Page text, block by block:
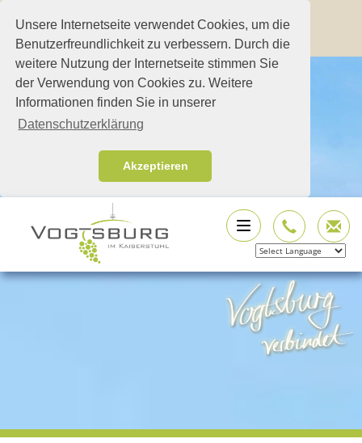
Unsere Internetseite verwendet Cookies, um die
Benutzerfreundlichkeit zu verbessern. Durch die
weitere Nutzung der Internetseite stimmen Sie
der Verwendung von Cookies zu. Weitere
Informationen finden Sie in unserer
Datenschutzerklärung
Akzeptieren